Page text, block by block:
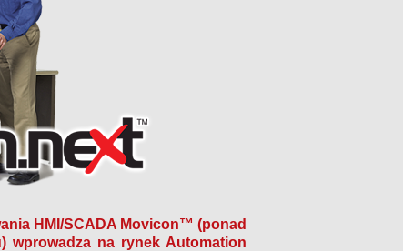
HMI/SCADA Movicon™ (ponad
wprowadza na rynek Automation